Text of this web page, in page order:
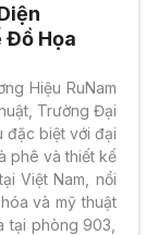
Đồ Họa
Hiệu RuNam
Trường Đại
đặc biệt với đại
phê và thiết kế
Việt Nam, nổi
và mỹ thuật
tại phòng 903,